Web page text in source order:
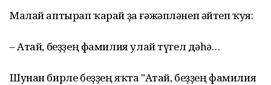
Малай аптырап ҡарай ҙа ғәжәпләнеп әйтеп ҡуя:
– Атай, беҙҙең фамилия улай түгел дәһә…
Шунан бирле беҙҙең яҡта "Атай, беҙҙең фамилия